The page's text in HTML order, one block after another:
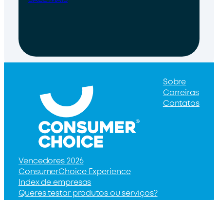
Sobre
Carreiras
Contatos
Vencedores 2026
ConsumerChoice Experience
Index de empresas
Queres testar produtos ou serviços?